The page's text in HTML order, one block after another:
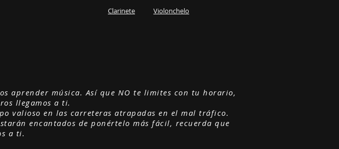
Clarinete
Violonchelo
aprender música. Así que NO te limites con tu horario,
llegamos a ti.
valioso en las carreteras atrapadas en el mal tráfico.
encantados de ponértelo más fácil, recuerda que
a ti.